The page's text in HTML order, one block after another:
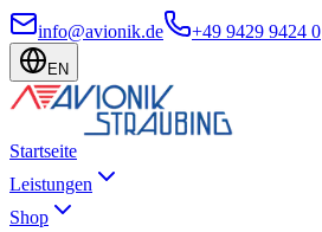
info@avionik.de +49 9429 9424 0
EN
Startseite
Leistungen
Shop